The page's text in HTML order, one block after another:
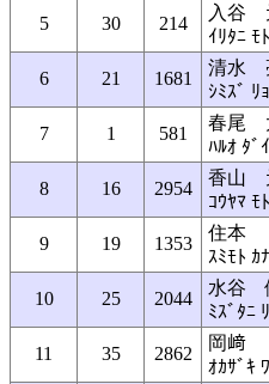
5 30 214
入谷
ｲﾘﾀﾆ ﾓ
6 21 1681
清水
ｼﾐｽﾞ ﾘ
7 1 581
春尾
ﾊﾙｵ ﾀﾞ
8 16 2954
香山
ｺｳﾔﾏ ﾓ
9 19 1353
住本
ｽﾐﾓﾄ ｶ
10 25 2044
水谷
ﾐｽﾞﾀﾆ
11 35 2862
岡﨑
ｵｶｻﾞｷ